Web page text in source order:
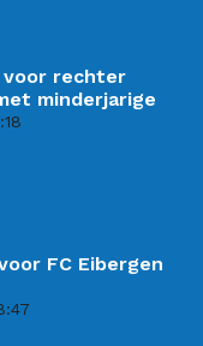
voor rechter
minderjarige
FC Eibergen